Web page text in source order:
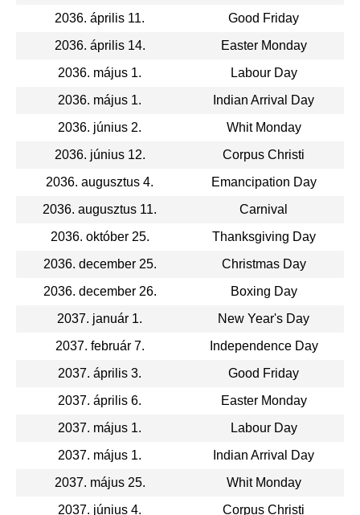
2036. április 11.
Good Friday
2036. április 14.
Easter Monday
2036. május 1.
Labour Day
2036. május 1.
Indian Arrival Day
2036. június 2.
Whit Monday
2036. június 12.
Corpus Christi
2036. augusztus 4.
Emancipation Day
2036. augusztus 11.
Carnival
2036. október 25.
Thanksgiving Day
2036. december 25.
Christmas Day
2036. december 26.
Boxing Day
2037. január 1.
New Year's Day
2037. február 7.
Independence Day
2037. április 3.
Good Friday
2037. április 6.
Easter Monday
2037. május 1.
Labour Day
2037. május 1.
Indian Arrival Day
2037. május 25.
Whit Monday
2037. június 4.
Corpus Christi